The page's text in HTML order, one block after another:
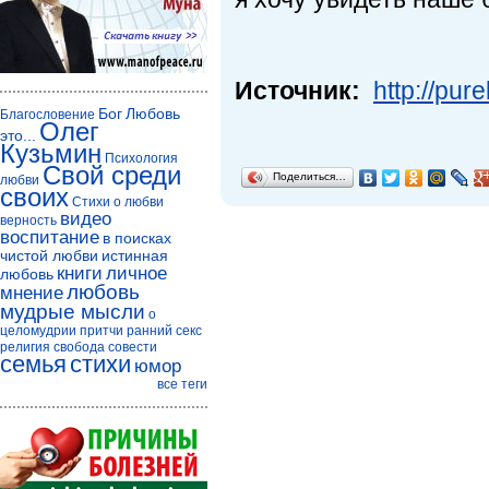
Источник: http://
Поделиться…
Благословение БогЛюбовь
это...
Олег
Кузьмин Психология
любви Свой среди
своих Стихи о любви
верность видео
воспитание в поисках
чистой любви истинная
любовь книги личное
мнениелюбовь
мудрые мысли о
целомудрии притчи ранний секс
религия свобода совести
семья стихи юмор
все теги